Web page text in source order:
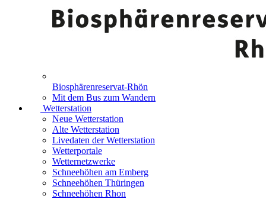
Biosphärenreservat-Rhön
Mit dem Bus zum Wandern
Wetterstation
Neue Wetterstation
Alte Wetterstation
Livedaten der Wetterstation
Wetterportale
Wetternetzwerke
Schneehöhen am Emberg
Schneehöhen Thüringen
Schneehöhen Rhon